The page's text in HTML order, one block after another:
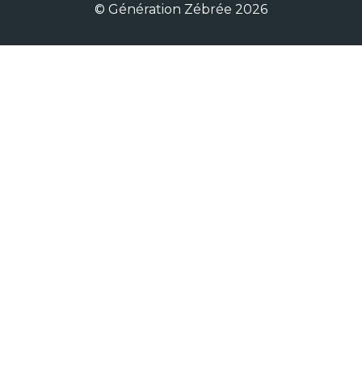
© Génération Zébrée 2026